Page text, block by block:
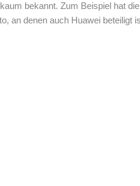
bekannt. Zum Beispiel hat
an denen auch Huawei beteiligt